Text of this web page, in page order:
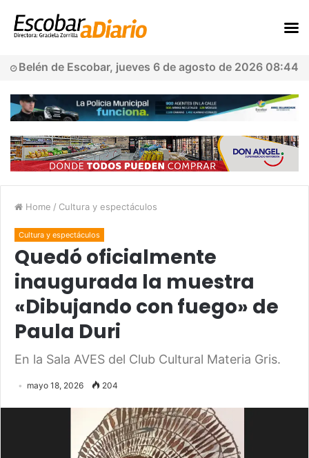
Belén de Escobar, jueves 6 de agosto de 2026 08:44
Home / Cultura y espectáculos
Cultura y espectáculos
Quedó oficialmente
inaugurada la muestra
«Dibujando con fuego» de
Paula Duri
En la Sala AVES del Club Cultural Materia Gris.
mayo 18, 2026 204